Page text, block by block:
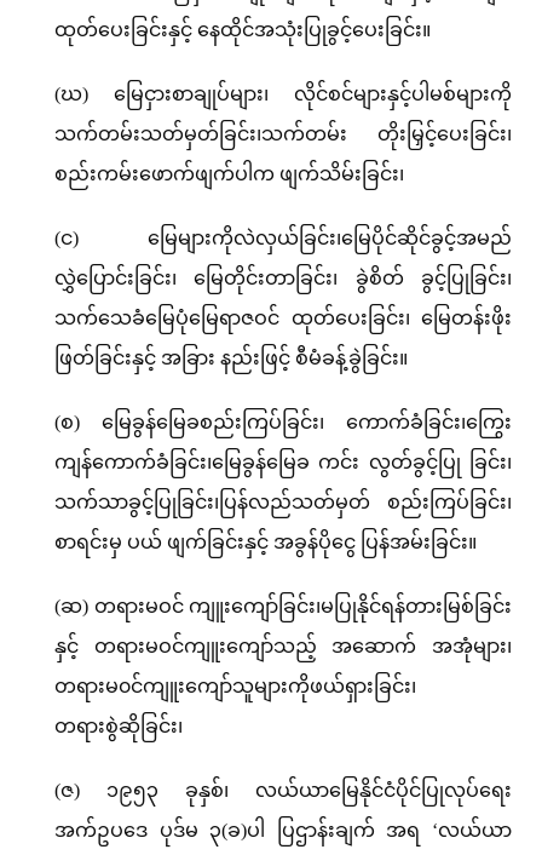
ထုတ်ပေးခြင်းနှင့် နေထိုင်အသုံးပြုခွင့်ပေးခြင်း။
(ဃ) မြေငှားစာချုပ်များ၊ လိုင်စင်များနှင့်ပါမစ်များကို
သက်တမ်းသတ်မှတ်ခြင်း၊သက်တမ်း တိုးမြှင့်ပေးခြင်း၊
စည်းကမ်းဖောက်ဖျက်ပါက ဖျက်သိမ်းခြင်း၊
(င) မြေများကိုလဲလှယ်ခြင်း၊မြေပိုင်ဆိုင်ခွင့်အမည်
လွှဲပြောင်းခြင်း၊ မြေတိုင်းတာခြင်း၊ ခွဲစိတ် ခွင့်ပြုခြင်း၊
သက်သေခံမြေပုံမြေရာဇဝင် ထုတ်ပေးခြင်း၊ မြေတန်းဖိုး
ဖြတ်ခြင်းနှင့် အခြား နည်းဖြင့် စီမံခန့်ခွဲခြင်း။
(စ) မြေခွန်မြေခစည်းကြပ်ခြင်း၊ ကောက်ခံခြင်း၊ကြွေး
ကျန်ကောက်ခံခြင်း၊မြေခွန်မြေခ ကင်း လွတ်ခွင့်ပြု ခြင်း၊
သက်သာခွင့်ပြုခြင်း၊ပြန်လည်သတ်မှတ် စည်းကြပ်ခြင်း၊
စာရင်းမှ ပယ် ဖျက်ခြင်းနှင့် အခွန်ပိုငွေ ပြန်အမ်းခြင်း။
(ဆ) တရားမဝင် ကျူးကျော်ခြင်း၊မပြုနိုင်ရန်တားမြစ်ခြင်း
နှင့် တရားမဝင်ကျူးကျော်သည့် အဆောက် အအုံများ၊
တရားမ၀င်ကျူးကျော်သူများကိုဖယ်ရှားခြင်း၊
တရားစွဲဆိုခြင်း၊
(ဇ) ၁၉၅၃ ခုနှစ်၊ လယ်ယာမြေနိုင်ငံပိုင်ပြုလုပ်ရေး
အက်ဥပဒေ ပုဒ်မ ၃(ခ)ပါ ပြဌာန်းချက် အရ ‘လယ်ယာ